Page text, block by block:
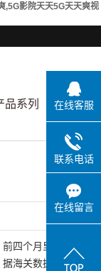
,5G影院天天5G天天爽视
品系列 资质
发布日期
前四个月里，中
据海关数据显示
在线客服
联系电话
在线留言